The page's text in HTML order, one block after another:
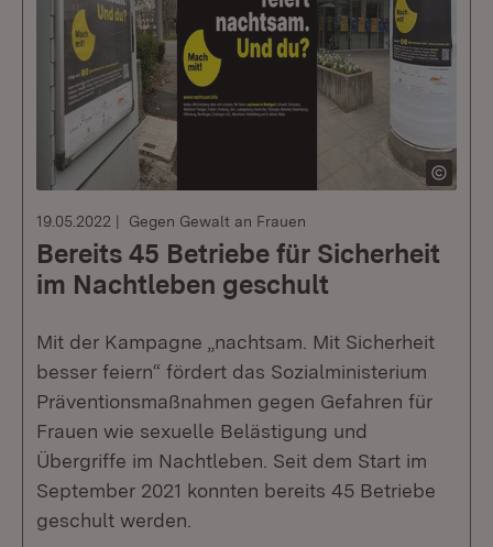
19.05.2022 Gegen Gewalt an Frauen
Bereits 45 Betriebe für Sicherheit
im Nachtleben geschult
Mit der Kampagne „nachtsam. Mit Sicherheit
besser feiern“ fördert das Sozialministerium
Präventionsmaßnahmen gegen Gefahren für
Frauen wie sexuelle Belästigung und
Übergriffe im Nachtleben. Seit dem Start im
September 2021 konnten bereits 45 Betriebe
geschult werden.